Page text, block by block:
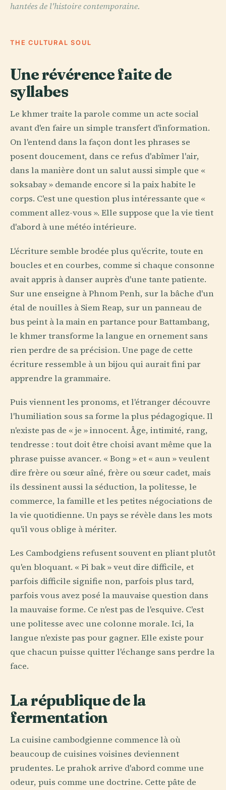
hantées de l'histoire contemporaine.
THE CULTURAL SOUL
Une révérence faite de
syllabes
Le khmer traite la parole comme un acte social
avant d'en faire un simple transfert d'information.
On l'entend dans la façon dont les phrases se
posent doucement, dans ce refus d'abîmer l'air,
dans la manière dont un salut aussi simple que «
soksabay » demande encore si la paix habite le
corps. C'est une question plus intéressante que «
comment allez-vous ». Elle suppose que la vie tient
d'abord à une météo intérieure.
L'écriture semble brodée plus qu'écrite, toute en
boucles et en courbes, comme si chaque consonne
avait appris à danser auprès d'une tante patiente.
Sur une enseigne à Phnom Penh, sur la bâche d'un
étal de nouilles à Siem Reap, sur un panneau de
bus peint à la main en partance pour Battambang,
le khmer transforme la langue en ornement sans
rien perdre de sa précision. Une page de cette
écriture ressemble à un bijou qui aurait fini par
apprendre la grammaire.
Puis viennent les pronoms, et l'étranger découvre
l'humiliation sous sa forme la plus pédagogique. Il
n'existe pas de « je » innocent. Âge, intimité, rang,
tendresse : tout doit être choisi avant même que la
phrase puisse avancer. « Bong » et « aun » veulent
dire frère ou sœur aîné, frère ou sœur cadet, mais
ils dessinent aussi la séduction, la politesse, le
commerce, la famille et les petites négociations de
la vie quotidienne. Un pays se révèle dans les mots
qu'il vous oblige à mériter.
Les Cambodgiens refusent souvent en pliant plutôt
qu'en bloquant. « Pi bak » veut dire difficile, et
parfois difficile signifie non, parfois plus tard,
parfois vous avez posé la mauvaise question dans
la mauvaise forme. Ce n'est pas de l'esquive. C'est
une politesse avec une colonne morale. Ici, la
langue n'existe pas pour gagner. Elle existe pour
que chacun puisse quitter l'échange sans perdre la
face.
La république de la
fermentation
La cuisine cambodgienne commence là où
beaucoup de cuisines voisines deviennent
prudentes. Le prahok arrive d'abord comme une
odeur, puis comme une doctrine. Cette pâte de